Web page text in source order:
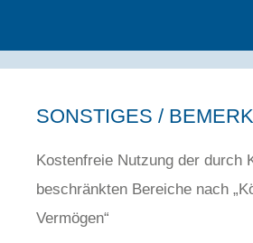
SONSTIGES /
Kostenfreie Nutzung der durch
beschränkten Bereiche nach
Vermögen“